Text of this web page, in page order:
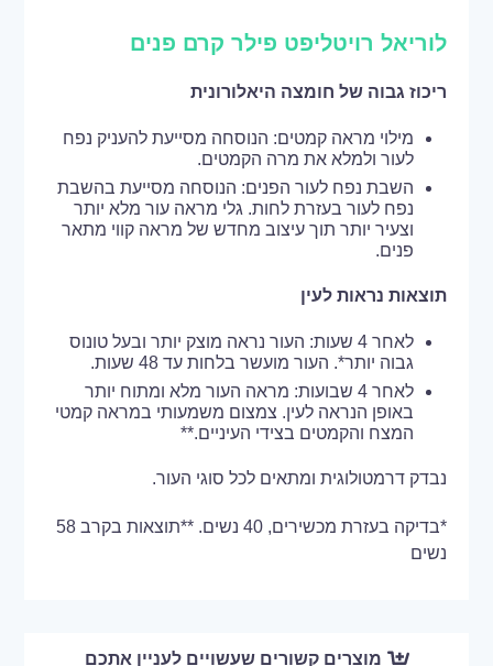
לוריאל רויטליפט פילר קרם פנים
ריכוז גבוה של חומצה היאלורונית
מילוי מראה קמטים: הנוסחה מסייעת להעניק נפח
לעור ולמלא את מרה הקמטים.
השבת נפח לעור הפנים: הנוסחה מסייעת בהשבת
נפח לעור בעזרת לחות. גלי מראה עור מלא יותר
וצעיר יותר תוך עיצוב מחדש של מראה קווי מתאר
פנים.
תוצאות נראות לעין
לאחר 4 שעות: העור נראה מוצק יותר ובעל טונוס
גבוה יותר*. העור מועשר בלחות עד 48 שעות.
לאחר 4 שבועות: מראה העור מלא ומתוח יותר
באופן הנראה לעין. צמצום משמעותי במראה קמטי
המצח והקמטים בצידי העיניים.**
נבדק דרמטולוגית ומתאים לכל סוגי העור.
*בדיקה בעזרת מכשירים, 40 נשים. **תוצאות בקרב 58
נשים
מוצרים קשורים שעשויים לעניין אתכם